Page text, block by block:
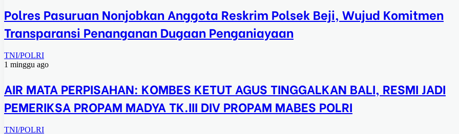
Polres Pasuruan Nonjobkan Anggota Reskrim Polsek Beji, Wujud Komitmen
Transparansi Penanganan Dugaan Penganiayaan
TNI/POLRI
1 minggu ago
AIR MATA PERPISAHAN: KOMBES KETUT AGUS TINGGALKAN BALI, RESMI JADI
PEMERIKSA PROPAM MADYA TK.III DIV PROPAM MABES POLRI
TNI/POLRI